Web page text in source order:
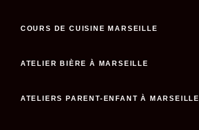
COURS DE CUISINE MARSEILLE
ATELIER BIÈRE À MARSEILLE
ATELIERS PARENT-ENFANT À MARSEILLE